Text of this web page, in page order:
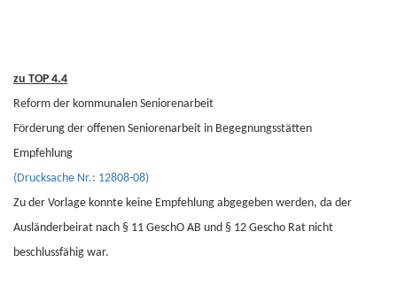
zu TOP 4.4
Reform der kommunalen Seniorenarbeit
Förderung der offenen Seniorenarbeit in Begegnungsstätten
Empfehlung
(Drucksache Nr.: 12808-08)
Zu der Vorlage konnte keine Empfehlung abgegeben werden, da der
Ausländerbeirat nach § 11 GeschO AB und § 12 Gescho Rat nicht
beschlussfähig war.